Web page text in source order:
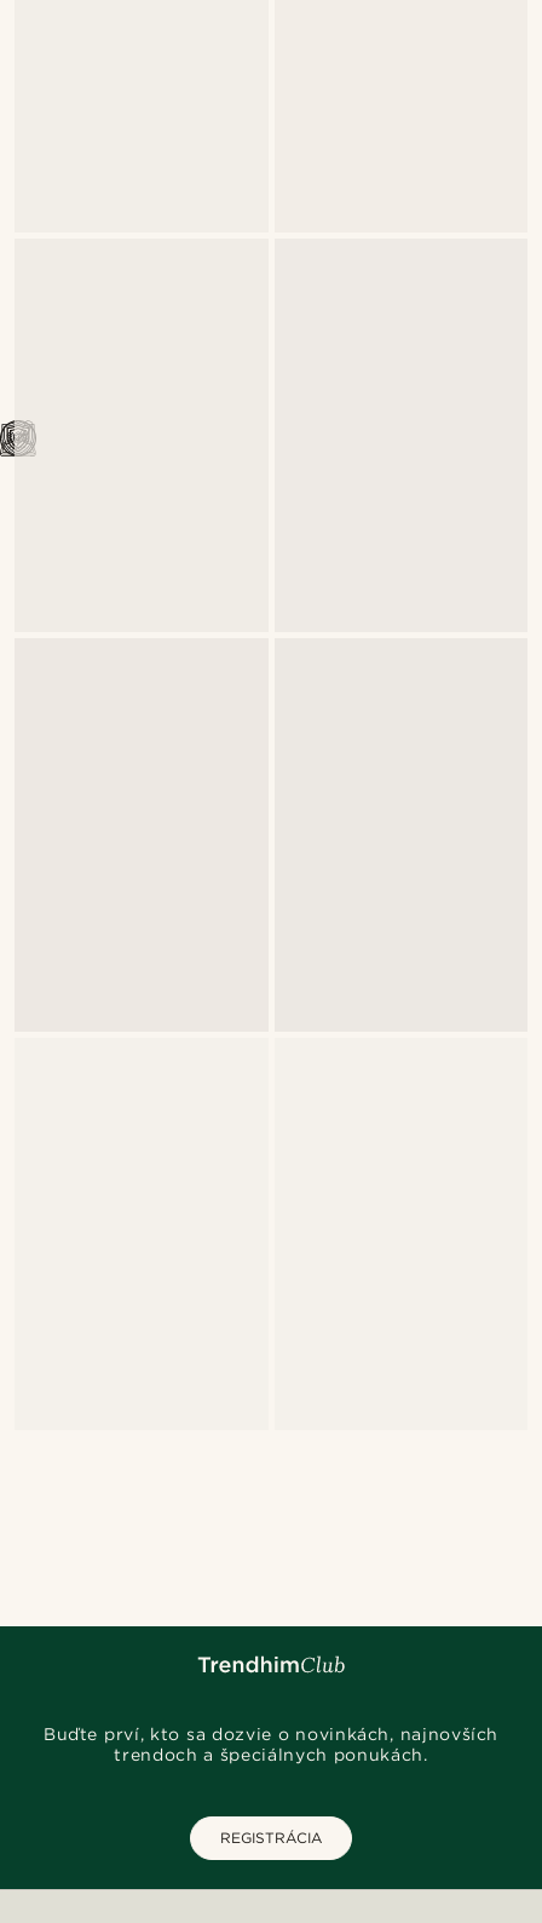
Buďte prví, kto sa dozvie o novinkách, najnovších
trendoch a špeciálnych ponukách.
REGISTRÁCIA